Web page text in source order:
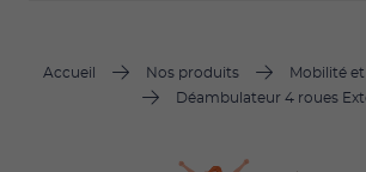
Accueil Nos produits
Mobilité
Déambulateur 4 roues